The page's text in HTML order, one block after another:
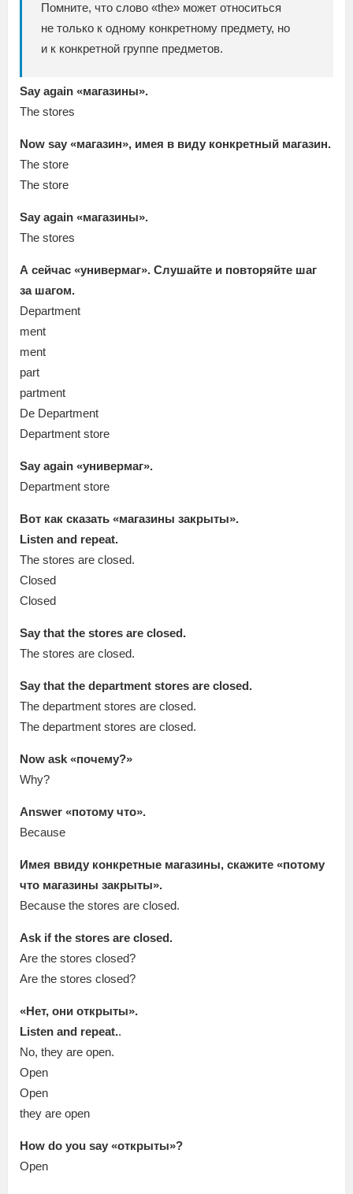
Помните, что слово «the» может относиться
не только к одному конкретному предмету, но
и к конкретной группе предметов.
Say again «магазины».
The stores
Now say «магазин», имея в виду конкретный магазин.
The store
The store
Say again «магазины».
The stores
А сейчас «универмаг». Слушайте и повторяйте шаг
за шагом.
Department
ment
ment
part
partment
De Department
Department store
Say again «универмаг».
Department store
Вот как сказать «магазины закрыты».
Listen and repeat.
The stores are closed.
Closed
Closed
Say that the stores are closed.
The stores are closed.
Say that the department stores are closed.
The department stores are closed.
The department stores are closed.
Now ask «почему?»
Why?
Answer «потому что».
Because
Имея ввиду конкретные магазины, скажите «потому
что магазины закрыты».
Because the stores are closed.
Ask if the stores are closed.
Are the stores closed?
Are the stores closed?
«Нет, они открыты».
Listen and repeat..
No, they are open.
Open
Open
they are open
How do you say «открыты»?
Open